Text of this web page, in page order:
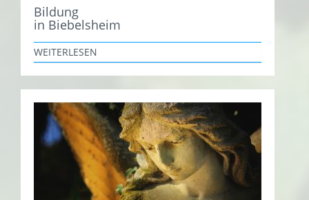
Bildung
in Biebelsheim
WEITERLESEN